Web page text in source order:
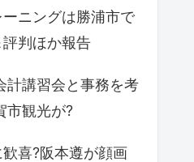
ーニングは勝浦市で
判ほか報告
計講習会と事務を考
市観光が?
喜?阪本遵が顔画